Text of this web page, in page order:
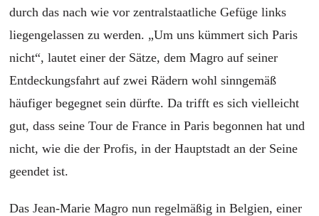
durch das nach wie vor zentralstaatliche Gefüge links
liegengelassen zu werden. „Um uns kümmert sich Paris
nicht“, lautet einer der Sätze, dem Magro auf seiner
Entdeckungsfahrt auf zwei Rädern wohl sinngemäß
häufiger begegnet sein dürfte. Da trifft es sich vielleicht
gut, dass seine Tour de France in Paris begonnen hat und
nicht, wie die der Profis, in der Hauptstadt an der Seine
geendet ist.
Das Jean-Marie Magro nun regelmäßig in Belgien, einer